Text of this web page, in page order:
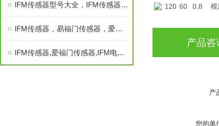
IFM传感器型号大全，IFM传感器，IFM传感器信息大全
IFM传感器，易福门传感器，爱福门传感器，IFM
IFM传感器,爱福门传感器,IFM电感式接近开关,IFM
120 60 0,8 模
产品咨
产
您的单